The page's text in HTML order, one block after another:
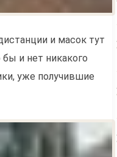
и масок тут
и нет никакого
уже получившие